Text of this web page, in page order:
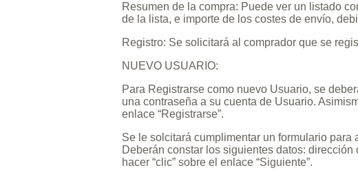
Resumen de la compra: Puede ver un listado
de la lista, e importe de los costes de envío,
Registro: Se solicitará al comprador que se
NUEVO USUARIO:
Para Registrarse como nuevo Usuario, se
una contraseña a su cuenta de Usuario.
enlace “Registrarse”.
Se le solcitará cumplimentar un formulario
Deberán constar los siguientes datos:
hacer “clic” sobre el enlace “Siguiente”.